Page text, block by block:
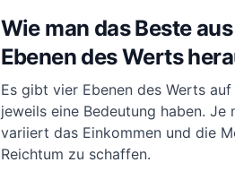
Wie man das Beste
Ebenen des Werts
Es gibt vier Ebenen des Werts
jeweils eine Bedeutung haben. Je
variiert das Einkommen und die
Reichtum zu schaffen.